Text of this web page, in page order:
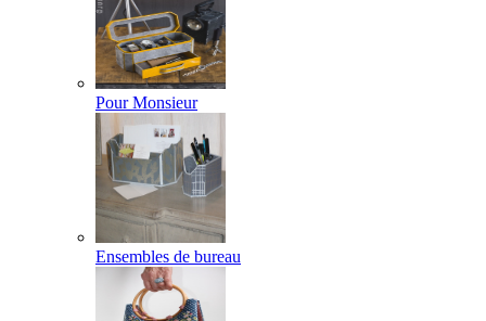
Pour Monsieur
Ensembles de bureau